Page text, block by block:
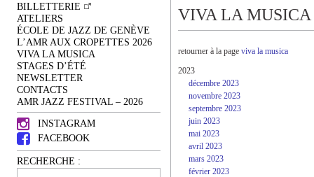
BILLETTERIE
ATELIERS
ÉCOLE DE JAZZ DE GENÈVE
L’AMR AUX CROPETTES 2026
VIVA LA MUSICA
STAGES D’ÉTÉ
NEWSLETTER
CONTACTS
AMR JAZZ FESTIVAL – 2026
INSTAGRAM
FACEBOOK
RECHERCHE :
VIVA LA MUSICA
retourner à la page viva la musica
2023
décembre 2023
novembre 2023
septembre 2023
juin 2023
mai 2023
avril 2023
mars 2023
février 2023